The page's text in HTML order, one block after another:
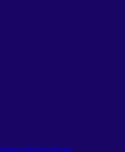
Mensal do Mercado